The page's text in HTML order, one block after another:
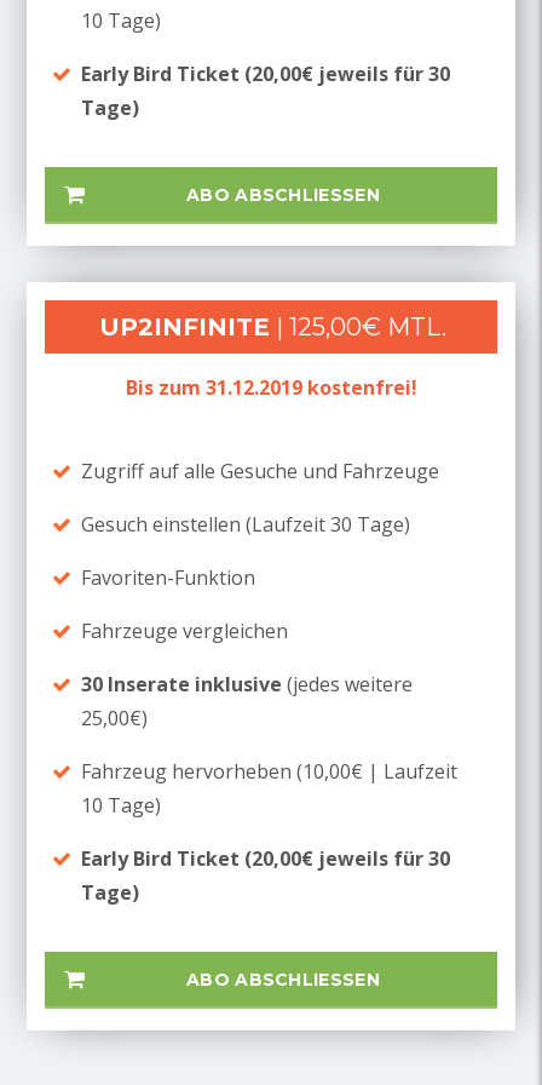
10 Tage)
Early Bird Ticket (20,00€ jeweils für 30
Tage)
ABO ABSCHLIESSEN
UP2INFINITE | 125,00€ MTL.
Bis zum 31.12.2019 kostenfrei!
Zugriff auf alle Gesuche und Fahrzeuge
Gesuch einstellen (Laufzeit 30 Tage)
Favoriten-Funktion
Fahrzeuge vergleichen
30 Inserate inklusive (jedes weitere
25,00€)
Fahrzeug hervorheben (10,00€ | Laufzeit
10 Tage)
Early Bird Ticket (20,00€ jeweils für 30
Tage)
ABO ABSCHLIESSEN